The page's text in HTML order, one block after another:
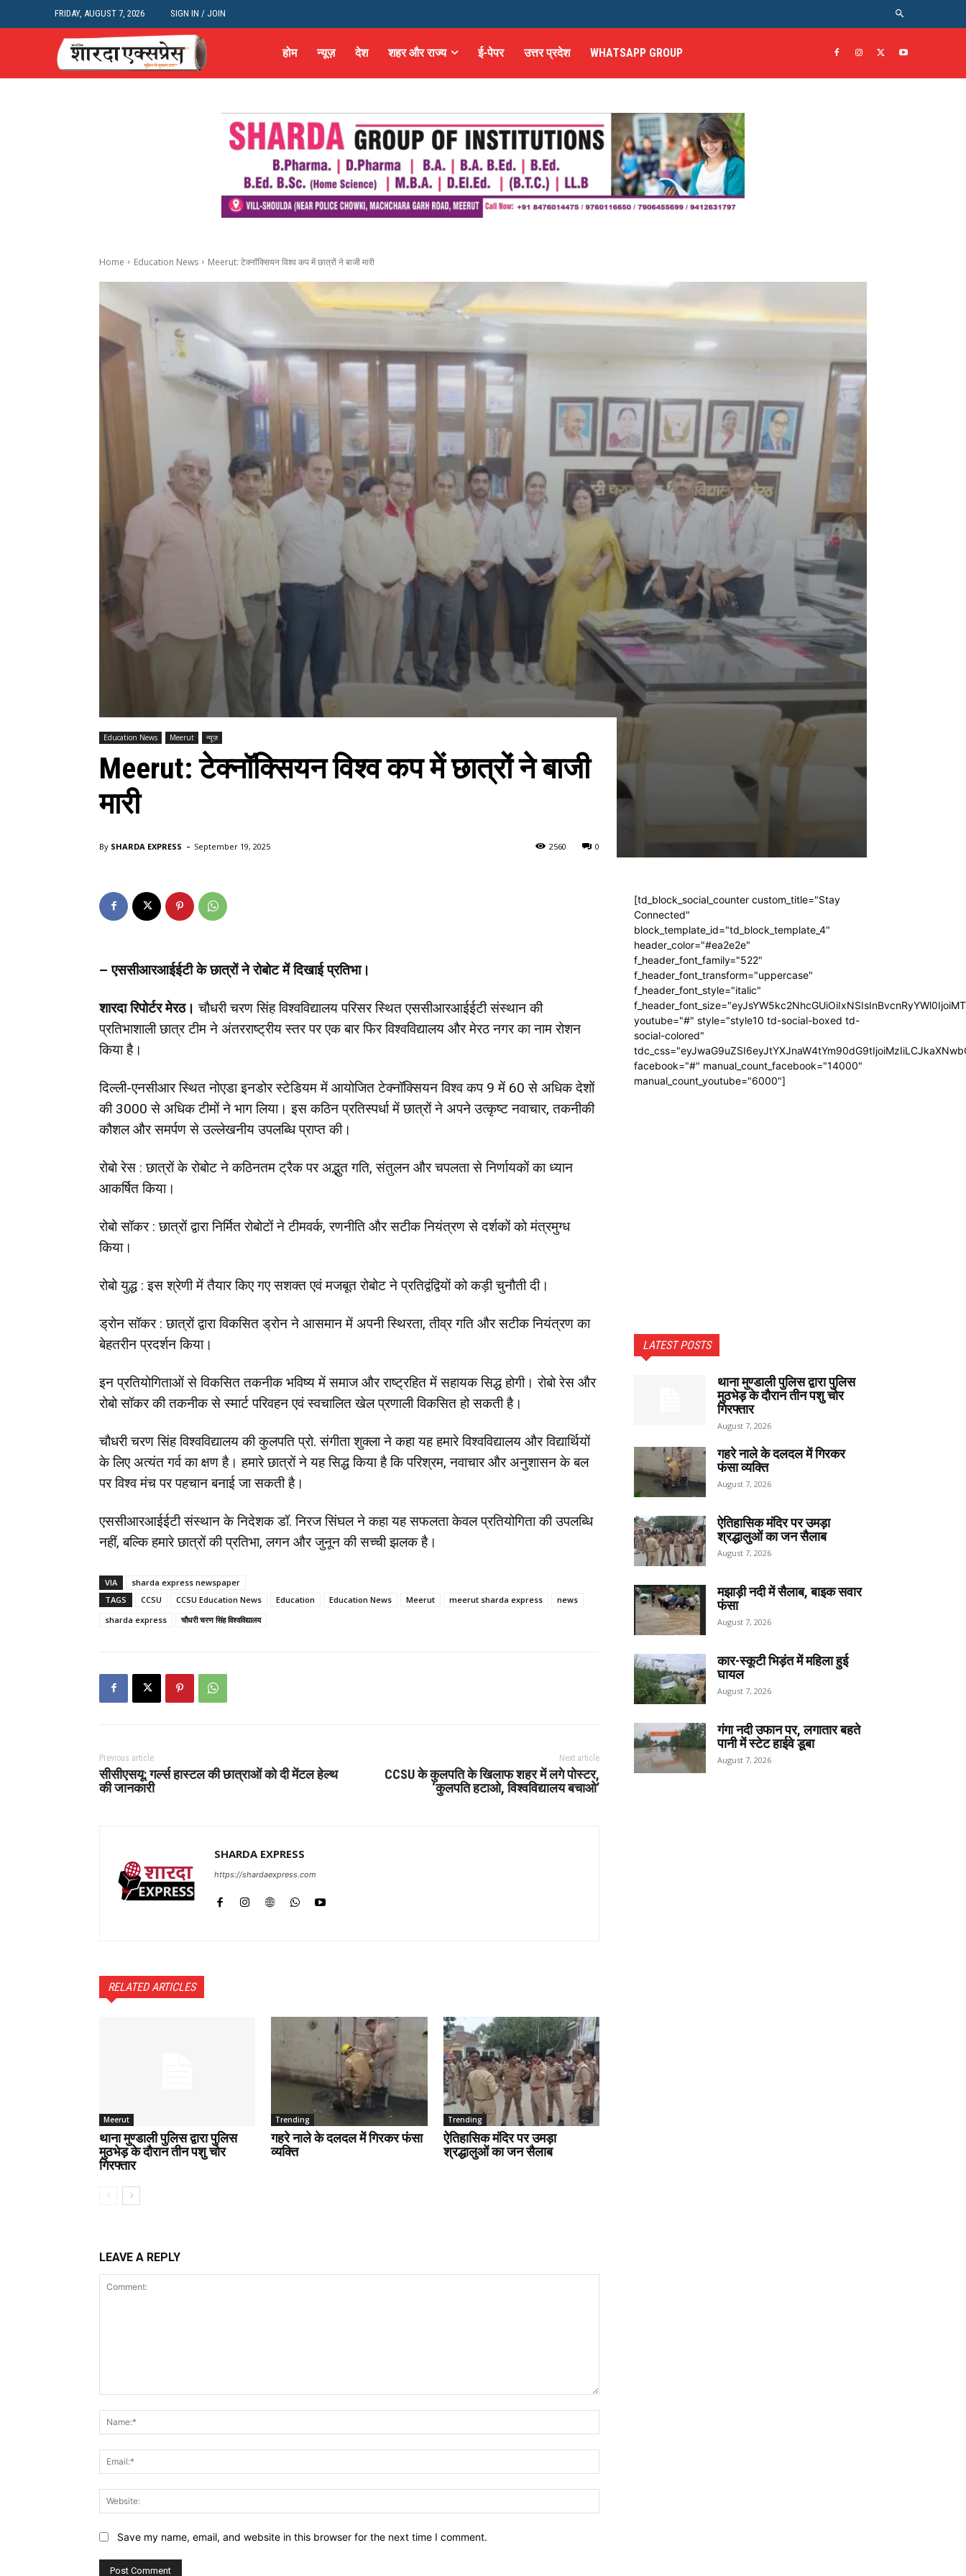
FRIDAY, AUGUST 7, 2026 SIGN IN / JOIN
होम न्यूज़ देश शहर और राज्य ई-पेपर उत्तर प्रदेश WHATSAPP GROUP
Home Education News Meerut: टेक्नॉक्सियन विश्व कप में छात्रों ने बाजी मारी
Education News Meerut न्यूज़
Meerut: टेक्नॉक्सियन विश्व कप में छात्रों ने बाजी
मारी
By SHARDA EXPRESS - September 19, 2025 0
2560
– एससीआरआईईटी के छात्रों ने रोबोट में दिखाई प्रतिभा।
शारदा रिपोर्टर मेरठ। चौधरी चरण सिंह विश्वविद्यालय परिसर स्थित एससीआरआईईटी संस्थान की
प्रतिभाशाली छात्र टीम ने अंतरराष्ट्रीय स्तर पर एक बार फिर विश्वविद्यालय और मेरठ नगर का नाम रोशन
किया है।
दिल्ली-एनसीआर स्थित नोएडा इनडोर स्टेडियम में आयोजित टेक्नॉक्सियन विश्व कप 9 में 60 से अधिक देशों
की 3000 से अधिक टीमों ने भाग लिया। इस कठिन प्रतिस्पर्धा में छात्रों ने अपने उत्कृष्ट नवाचार, तकनीकी
कौशल और समर्पण से उल्लेखनीय उपलब्धि प्राप्त की।
रोबो रेस : छात्रों के रोबोट ने कठिनतम ट्रैक पर अद्भुत गति, संतुलन और चपलता से निर्णायकों का ध्यान
आकर्षित किया।
रोबो सॉकर : छात्रों द्वारा निर्मित रोबोटों ने टीमवर्क, रणनीति और सटीक नियंत्रण से दर्शकों को मंत्रमुग्ध
किया।
रोबो युद्ध : इस श्रेणी में तैयार किए गए सशक्त एवं मजबूत रोबोट ने प्रतिद्वंद्वियों को कड़ी चुनौती दी।
ड्रोन सॉकर : छात्रों द्वारा विकसित ड्रोन ने आसमान में अपनी स्थिरता, तीव्र गति और सटीक नियंत्रण का
बेहतरीन प्रदर्शन किया।
इन प्रतियोगिताओं से विकसित तकनीक भविष्य में समाज और राष्ट्रहित में सहायक सिद्ध होगी। रोबो रेस और
रोबो सॉकर की तकनीक से स्मार्ट परिवहन एवं स्वचालित खेल प्रणाली विकसित हो सकती है।
चौधरी चरण सिंह विश्वविद्यालय की कुलपति प्रो. संगीता शुक्ला ने कहा यह हमारे विश्वविद्यालय और विद्यार्थियों
के लिए अत्यंत गर्व का क्षण है। हमारे छात्रों ने यह सिद्ध किया है कि परिश्रम, नवाचार और अनुशासन के बल
पर विश्व मंच पर पहचान बनाई जा सकती है।
एससीआरआईईटी संस्थान के निदेशक डॉ. निरज सिंघल ने कहा यह सफलता केवल प्रतियोगिता की उपलब्धि
नहीं, बल्कि हमारे छात्रों की प्रतिभा, लगन और जुनून की सच्ची झलक है।
VIA
sharda express newspaper
TAGS
CCSU CCSU Education News Education Education News Meerut meerut sharda express
news
sharda express
चौधरी चरण सिंह विश्वविद्यालय
Previous article
सीसीएसयू: गर्ल्स हास्टल की छात्राओं को दी मेंटल हेल्थ
की जानकारी
Next article
CCSU के कुलपति के खिलाफ शहर में लगे पोस्टर,
‘कुलपति हटाओ, विश्वविद्यालय बचाओ’
SHARDA EXPRESS
https://shardaexpress.com
RELATED ARTICLES
Meerut
थाना मुण्डाली पुलिस द्वारा पुलिस
मुठभेड़ के दौरान तीन पशु चोर
गिरफ्तार
Trending
गहरे नाले के दलदल में गिरकर फंसा
व्यक्ति
Trending
ऐतिहासिक मंदिर पर उमड़ा
श्रद्धालुओं का जन सैलाब
LEAVE A REPLY
Save my name, email, and website in this browser for the next time I comment.
[td_block_social_counter custom_title="Stay
Connected"
block_template_id="td_block_template_4"
header_color="#ea2e2e"
f_header_font_family="522"
f_header_font_transform="uppercase"
f_header_font_style="italic"
youtube="#" style="style10 td-social-boxed td-
social-colored"
facebook="#" manual_count_facebook="14000"
manual_count_youtube="6000"]
LATEST POSTS
थाना मुण्डाली पुलिस द्वारा पुलिस
मुठभेड़ के दौरान तीन पशु चोर
गिरफ्तार
August 7, 2026
गहरे नाले के दलदल में गिरकर
फंसा व्यक्ति
August 7, 2026
ऐतिहासिक मंदिर पर उमड़ा
श्रद्धालुओं का जन सैलाब
August 7, 2026
मझाड़ी नदी में सैलाब, बाइक सवार
फंसा
August 7, 2026
कार-स्कूटी भिड़ंत में महिला हुई
घायल
August 7, 2026
गंगा नदी उफान पर, लगातार बहते
पानी में स्टेट हाईवे डूबा
August 7, 2026